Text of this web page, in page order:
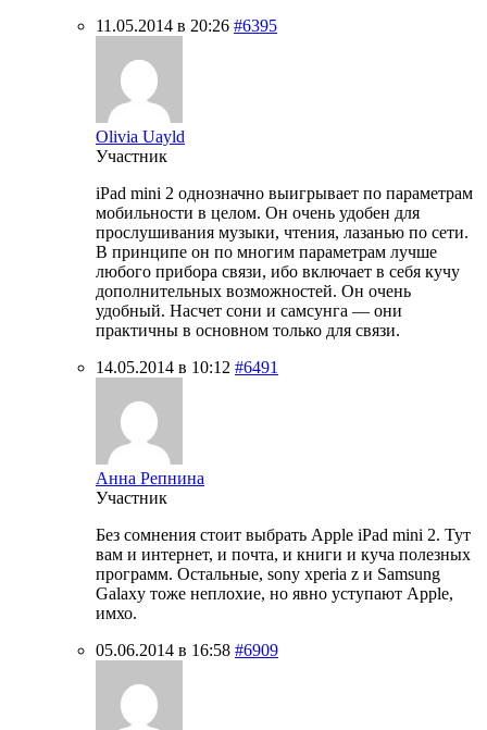
11.05.2014 в 20:26 #6395
Olivia Uayld
Участник
iPad mini 2 однозначно выигрывает по параметрам
мобильности в целом. Он очень удобен для
прослушивания музыки, чтения, лазанью по сети.
В принципе он по многим параметрам лучше
любого прибора связи, ибо включает в себя кучу
дополнительных возможностей. Он очень
удобный. Насчет сони и самсунга — они
практичны в основном только для связи.
14.05.2014 в 10:12 #6491
Анна Репнина
Участник
Без сомнения стоит выбрать Apple iPad mini 2. Тут
вам и интернет, и почта, и книги и куча полезных
программ. Остальные, sony xperia z и Samsung
Galaxy тоже неплохие, но явно уступают Apple,
имхо.
05.06.2014 в 16:58 #6909